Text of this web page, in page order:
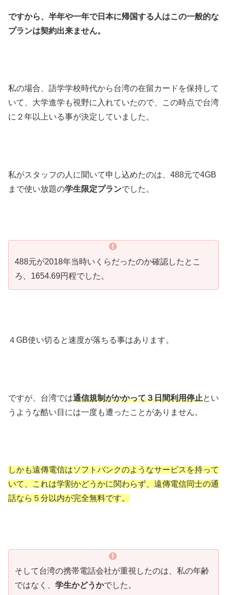
ですから、半年や一年で日本に帰国する人はこの一般的な
プランは契約出来ません。
私の場合、語学学校時代から台湾の在留カードを保持して
いて、大学進学も視野に入れていたので、この時点で台湾
に２年以上いる事が決定していました。
私がスタッフの人に聞いて申し込めたのは、488元で4GB
まで使い放題の学生限定プランでした。
488元が2018年当時いくらだったのか確認したとこ
ろ、1654.69円程でした。
４GB使い切ると速度が落ちる事はあります。
ですが、台湾では通信規制がかかって３日間利用停止とい
うような酷い目には一度も遭ったことがありません。
しかも遠傳電信はソフトバンクのようなサービスを持って
いて、これは学割かどうかに関わらず、遠傳電信同士の通
話なら５分以内が完全無料です。
そして台湾の携帯電話会社が重視したのは、私の年齢
ではなく、 学生かどうかでした。